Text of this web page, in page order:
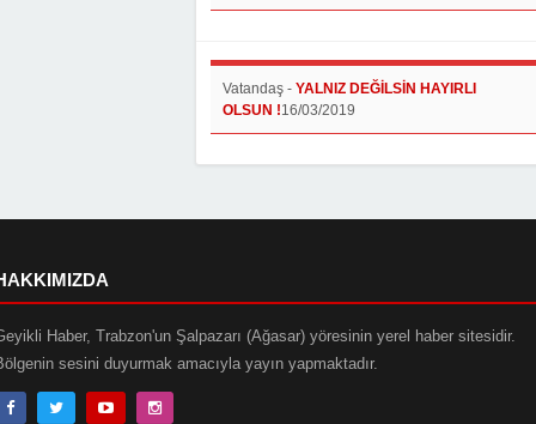
Vatandaş - YALNIZ DEĞİLSİN HAYIRLI
OLSUN !16/03/2019
Haber, Trabzon'un Şalpazarı (Ağasar) yöresinin yerel haber sitesidir.
sesini duyurmak amacıyla yayın yapmaktadır.